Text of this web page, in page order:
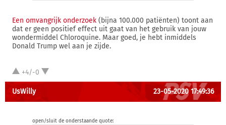
Een omvangrijk onderzoek (bijna 100.000 patiënten) toont aan
dat er geen positief effect uit gaat van het gebruik van jouw
wondermiddel Chloroquine. Maar goed, je hebt inmiddels
Donald Trump wel aan je zijde.
+4/-0
UsWilly 23-05-2020 17:49:36
open/sluit de onderstaande quote: